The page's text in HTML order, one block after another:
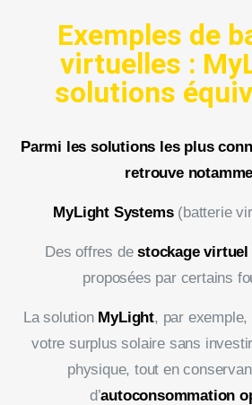
Exemples de
virtuelles :
solutions
Parmi les solutions les plus
retrouve
MyLight Systems(batterie
Des offres destockage
proposées par certains
La solution MyLight, par
votre surplus solaire sans
physique, tout en
d’autoconsommation